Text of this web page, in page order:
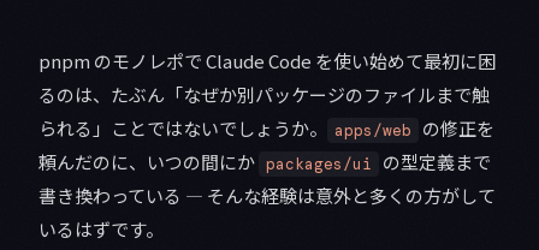
pnpm のモノレポで Claude Code を使い始めて最初に困
るのは、たぶん「なぜか別パッケージのファイルまで触
られる」ことではないでしょうか。
apps/web
の修正を
頼んだのに、いつの間にか packages/ui
の型定義まで
書き換わっている — そんな経験は意外と多くの方がして
いるはずです。